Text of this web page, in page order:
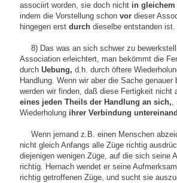
associirt worden, sie doch nicht in gleichem
indem die Vorstellung schon vor dieser
hingegen erst durch dieselbe entstanden ist.
8) Das was an sich schwer zu
Association erleichtert, man bekömmt die
durch Uebung, d.h. durch öftere
Handlung. Wenn wir aber die Sache genauer
werden wir finden, daß diese Fertigkeit nicht
eines jeden Theils der Handlung an sich,,
Wiederholung ihrer Verbindung
Wenn jemand z.B. einen Menschen
nicht gleich Anfangs alle Züge richtig
diejenigen wenigen Züge, auf die sich seine
richtig. Hernach wendet er seine
richtig getroffenen Züge, und sucht sie